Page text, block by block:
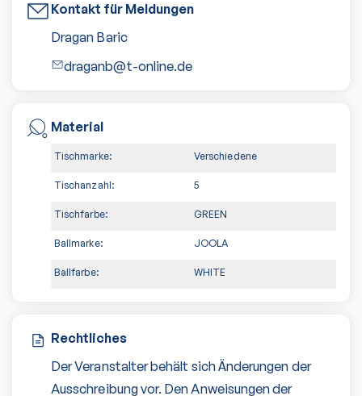
Kontakt für Meldungen
Dragan Baric
draganb@t-online.de
Material
Tischmarke: Verschiedene
Tischanzahl: 5
Tischfarbe: GREEN
Ballmarke: JOOLA
Ballfarbe: WHITE
Rechtliches
Der Veranstalter behält sich Änderungen der
Ausschreibung vor. Den Anweisungen der